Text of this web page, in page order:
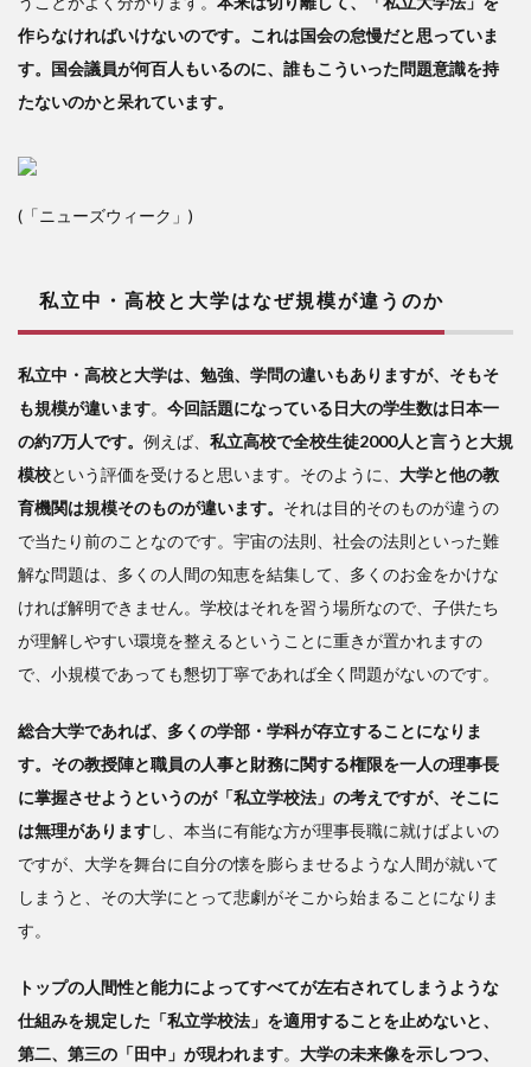
作らなければいけないのです。これは国会の怠慢だと思っていま
す。国会議員が何百人もいるのに、誰もこういった問題意識を持
たないのかと呆れています。
(「ニューズウィーク」)
私立中・高校と大学はなぜ規模が違うのか
私立中・高校と大学は、勉強、学問の違いもありますが、そもそ
も規模が違います。 今回話題になっている日大の学生数は日本一
の約7万人です。 例えば、 私立高校で全校生徒2000人と言うと大規
模校という評価を受けると思います。そのように、 大学と他の教
育機関は規模そのものが違います。 それは目的そのものが違うの
で当たり前のことなのです。宇宙の法則、社会の法則といった難
解な問題は、多くの人間の知恵を結集して、多くのお金をかけな
ければ解明できません。学校はそれを習う場所なので、子供たち
が理解しやすい環境を整えるということに重きが置かれますの
で、小規模であっても懇切丁寧であれば全く問題がないのです。
総合大学であれば、多くの学部・学科が存立することになりま
す。その教授陣と職員の人事と財務に関する権限を一人の理事長
に掌握させようというのが「私立学校法」の考えですが、そこに
は無理がありますし、本当に有能な方が理事長職に就けばよいの
ですが、大学を舞台に自分の懐を膨らませるような人間が就いて
しまうと、その大学にとって悲劇がそこから始まることになりま
す。
トップの人間性と能力によってすべてが左右されてしまうような
仕組みを規定した「私立学校法」を適用することを止めないと、
第二、第三の「田中」が現われます。 大学の未来像を示しつつ、